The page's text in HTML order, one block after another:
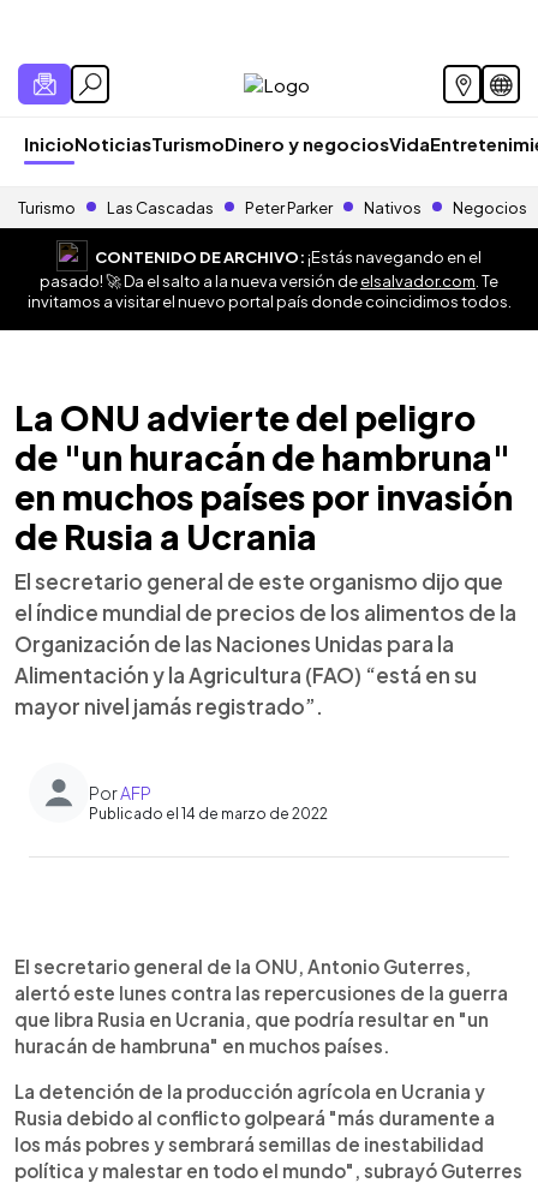
InicioNoticiasTurismoDinero y negociosVida
Turismo Las Cascadas Peter Parker Nativos Negocios
CONTENIDO DE ARCHIVO:¡Estás navegando en el
pasado! 🚀 Da el salto a la nueva versión deelsalvador.com . Te
invitamos a visitar el nuevo portal país donde coincidimos todos.
La ONU advierte del peligro
de "un huracán de hambruna"
en muchos países por invasión
de Rusia a Ucrania
El secretario general de este organismo dijo que
el índice mundial de precios de los alimentos de la
Organización de las Naciones Unidas para la
Alimentación y la Agricultura (FAO) “está en su
mayor nivel jamás registrado”.
PorAFP
Publicado el 14 de marzo de 2022
► Escuchar artículo
El secretario general de la ONU, Antonio Guterres,
alertó este lunes contra las repercusiones de la guerra
que libra Rusia en Ucrania, que podría resultar en "un
huracán de hambruna" en muchos países.
La detención de la producción agrícola en Ucrania y
Rusia debido al conflicto golpeará "más duramente a
los más pobres y sembrará semillas de inestabilidad
política y malestar en todo el mundo", subrayó Guterres